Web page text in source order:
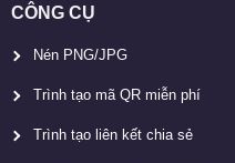
CÔNG CỤ
Nén PNG/JPG
Trình tạo mã QR miễn phí
Trình tạo liên kết chia sẻ